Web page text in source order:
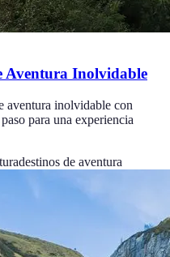
Aventura Inolvidable
aventura inolvidable con
para una experiencia
destinos de aventura